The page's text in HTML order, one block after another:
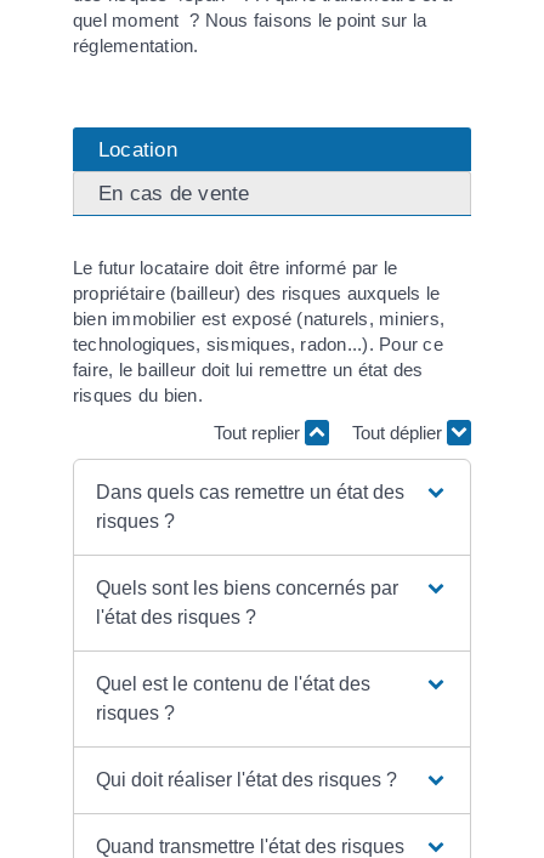
quel moment ? Nous faisons le point sur la
réglementation.
Location
En cas de vente
Le futur locataire doit être informé par le
propriétaire (bailleur) des risques auxquels le
bien immobilier est exposé (naturels, miniers,
technologiques, sismiques, radon...). Pour ce
faire, le bailleur doit lui remettre un état des
risques du bien.
Tout replier
Tout déplier
Dans quels cas remettre un état des
risques ?
Quels sont les biens concernés par
l'état des risques ?
Quel est le contenu de l'état des
risques ?
Qui doit réaliser l'état des risques ?
Quand transmettre l'état des risques